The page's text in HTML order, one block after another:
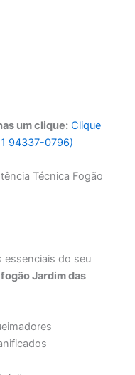
um clique: Clique
94337-0796)
Técnica Fogão
essenciais do seu
Jardim das